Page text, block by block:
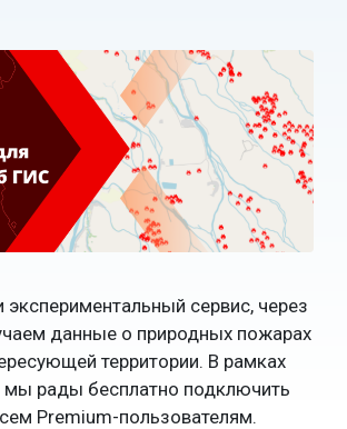
сервис, через
данные о природных пожарах
территории. В рамках
мы рады бесплатно подключить
Premium-пользователям.